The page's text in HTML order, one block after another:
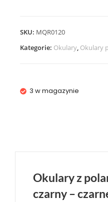
SKU: MQR0120
Kategorie: Okulary, Okulary
3 w magazynie
Okulary z
czarny –